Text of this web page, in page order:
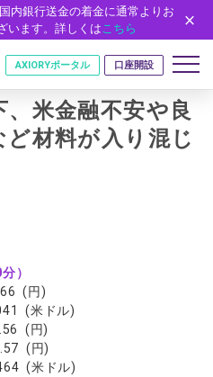
内銀行送金の着金に通常よりお
います。詳しくはこちら
ラム
AXIORYポータル 口座開設
米金融不安や良
材料が入り混じ
）
(円)
(米ドル)
(円)
(円)
(米ドル)